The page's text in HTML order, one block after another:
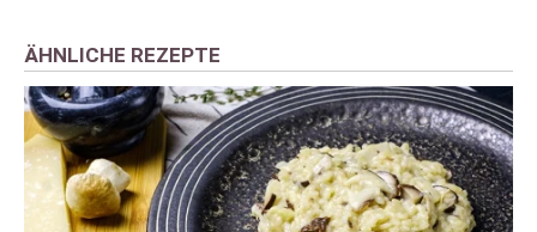
ÄHNLICHE REZEPTE